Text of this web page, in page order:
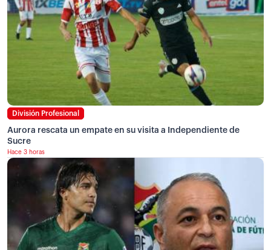
División Profesional
Aurora rescata un empate en su visita a Independiente de
Sucre
Hace 3 horas